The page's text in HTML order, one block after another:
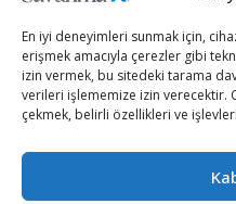
En iyi deneyimleri sunmak için,
erişmek amacıyla çerezler gibi
izin vermek, bu sitedeki tarama
verileri işlememize izin verecektir.
çekmek, belirli özellikleri ve